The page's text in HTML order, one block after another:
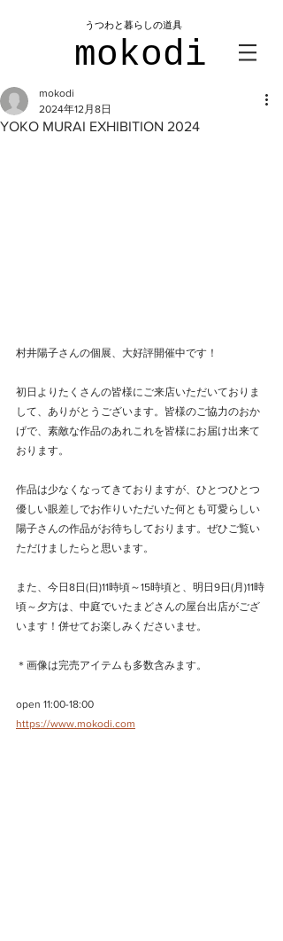
mokodi
​うつわと暮らしの道具
YOKO MURAI EXHIBITION 2024
mokodi
2024年12月8日
村井陽子さんの個展、大好評開催中です！
初日よりたくさんの皆様にご来店いただいておりま
して、ありがとうございます。皆様のご協力のおか
げで、素敵な作品のあれこれを皆様にお届け出来て
おります。
作品は少なくなってきておりますが、ひとつひとつ
優しい眼差しでお作りいただいた何とも可愛らしい
陽子さんの作品がお待ちしております。ぜひご覧い
ただけましたらと思います。
また、今日8日(日)11時頃～15時頃と、明日9日(月)11時
頃～夕方は、中庭でいたまどさんの屋台出店がござ
います！併せてお楽しみくださいませ。
＊画像は完売アイテムも多数含みます。
open 11:00-18:00
https://www.mokodi.com